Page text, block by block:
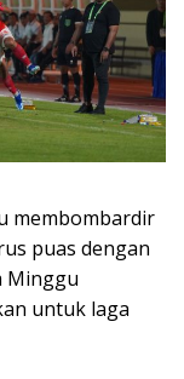
membombardir
puas dengan
Minggu
untuk laga